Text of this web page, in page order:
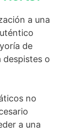
a una
de
despistes o
no
a una